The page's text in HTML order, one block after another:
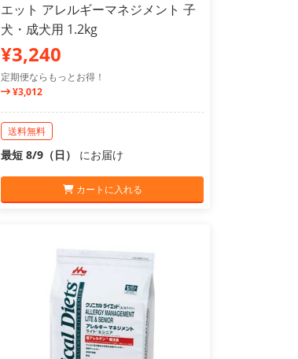
エット アレルギーマネジメント 子
犬・成犬用 1.2kg
¥3,240
定期便ならもっとお得！
¥3,012
送料無料
最短 8/9（日） にお届け
カートに入れる